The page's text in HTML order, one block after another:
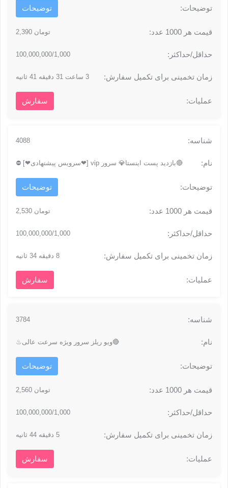
توضیحات
تومان 2,390
100,000,000/1,000
3 ساعت 31 دقیقه 41 ثانیه
سفارش
4088
🔴بازدید پست اینستا💎 سرور vip [❤سرویس پیشنهادی❤] ⛔
توضیحات
تومان 2,530
100,000,000/1,000
8 دقیقه 34 ثانیه
سفارش
3784
🔴ویو ریلز سرور ویژه سرعت عالی♨
توضیحات
تومان 2,560
100,000,000/1,000
5 دقیقه 44 ثانیه
سفارش